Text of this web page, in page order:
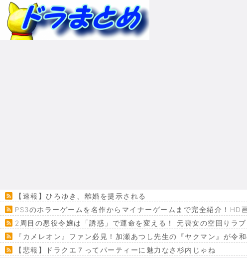
【速報】ひろゆき、離婚を提示される
PS3のホラーゲームを名作からマイナーゲームまで完全紹介！HD
2周目の悪役令嬢は「誘惑」で運命を変える！ 元喪女の空回りラ
『カメレオン』ファン必見！加瀬あつし先生の『ヤクマン』が令
【悲報】ドラクエ７ってパーティーに魅力なさ杉内じゃね